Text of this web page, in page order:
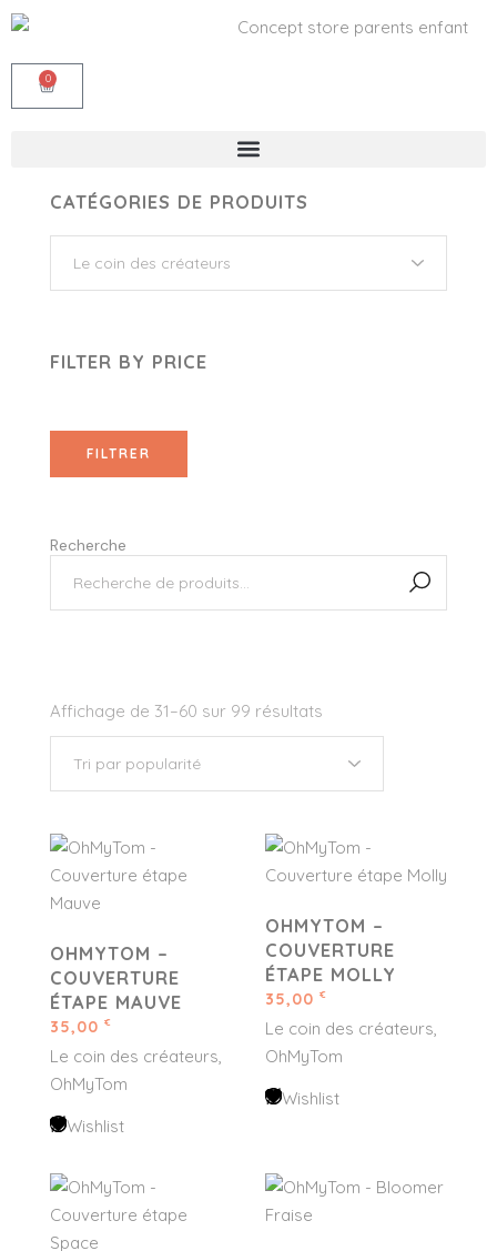
0
Affichage de 31–60 sur 99 résultats
OHMYTOM –
COUVERTURE
ÉTAPE MAUVE
35,00 €
Le coin des créateurs
OhMyTom
Wishlist
OHMYTOM –
COUVERTURE
ÉTAPE MOLLY
35,00 €
Le coin des créateurs
OhMyTom
Wishlist
CATÉGORIES DE PRODUITS
FILTER BY PRICE
FILTRER
Recherche